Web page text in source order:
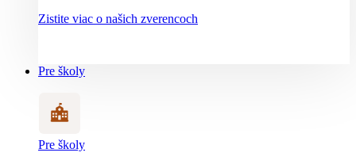
Zistite viac o našich zverencoch
Pre školy
Pre školy